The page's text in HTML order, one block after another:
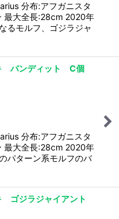
分布:アフガニスタ
最大全長:28cm 2020年
るモルフ、ゴジラジャ
バンディット C個
分布:アフガニスタ
最大全長:28cm 2020年
パターン系モルフのバ
ゴジラジャイアント